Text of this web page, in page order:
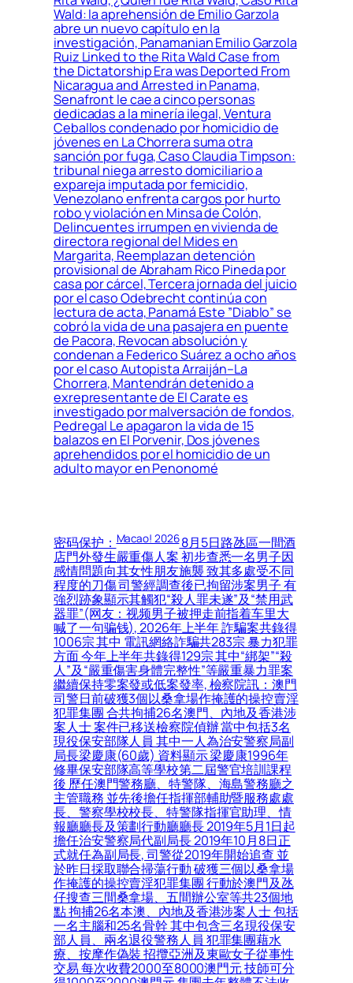
Wald: la aprehensión de Emilio Garzola
abre un nuevo capítulo en la
investigación, Panamanian Emilio Garzola
Ruiz Linked to the Rita Wald Case from
the Dictatorship Era was Deported From
Nicaragua and Arrested in Panama,
Senafront le cae a cinco personas
dedicadas a la minería ilegal, Ventura
Ceballos condenado por homicidio de
jóvenes en La Chorrera suma otra
sanción por fuga, Caso Claudia Timpson:
tribunal niega arresto domiciliario a
expareja imputada por femicidio,
Venezolano enfrenta cargos por hurto
robo y violación en Minsa de Colón,
Delincuentes irrumpen en vivienda de
directora regional del Mides en
Margarita, Reemplazan detención
provisional de Abraham Rico Pineda por
casa por cárcel, Tercera jornada del juicio
por el caso Odebrecht continúa con
lectura de acta, Panamá Este ”Diablo” se
cobró la vida de una pasajera en puente
de Pacora, Revocan absolución y
condenan a Federico Suárez a ocho años
por el caso Autopista Arraiján–La
Chorrera, Mantendrán detenido a
exrepresentante de El Carate es
investigado por malversación de fondos,
Pedregal Le apagaron la vida de 15
balazos en El Porvenir, Dos jóvenes
aprehendidos por el homicidio de un
adulto mayor en Penonomé
密码保护：Macao! 20268月5日路氹區一間酒
店門外發生嚴重傷人案 初步查悉一名男子因
感情問題向其女性朋友施襲 致其多處受不同
程度的刀傷 司警經調查後已拘留涉案男子 有
強烈跡象顯示其觸犯“殺人罪未遂”及“禁用武
器罪”(网友：视频男子被押走前指着车里大
喊了一句骗钱), 2026年上半年 詐騙案共錄得
1006宗 其中 電訊網絡詐騙共283宗 暴力犯罪
方面 今年上半年共錄得129宗 其中“綁架”“殺
人”及“嚴重傷害身體完整性”等嚴重暴力罪案
繼續保持零案發或低案發率, 檢察院訊：澳門
司警日前破獲3個以桑拿場作掩護的操控賣淫
犯罪集團 合共拘捕26名澳門、內地及香港涉
案人士 案件已移送檢察院偵辦 當中包括3名
現役保安部隊人員 其中一人為治安警察局副
局長梁慶康(60歲) 資料顯示 梁慶康1996年
修畢保安部隊高等學校第二屆警官培訓課程
後 歷任澳門警務廳、特警隊、海島警務廳之
主管職務 並先後擔任指揮部輔助暨服務處處
長、警察學校校長、特警隊指揮官助理、情
報廳廳長及策劃行動廳廳長 2019年5月1日起
擔任治安警察局代副局長 2019年10月8日正
式就任為副局長, 司警從2019年開始追查 並
於昨日採取聯合掃蕩行動 破獲三個以桑拿場
作掩護的操控賣淫犯罪集團 行動於澳門及氹
仔搜查三間桑拿場、五間辦公室等共23個地
點 拘捕26名本澳、內地及香港涉案人士 包括
一名主腦和25名骨幹 其中包含三名現役保安
部人員、兩名退役警務人員 犯罪集團藉水
療、按摩作偽裝 招攬亞洲及東歐女子從事性
交易 每次收費2000至8000澳門元 技師可分